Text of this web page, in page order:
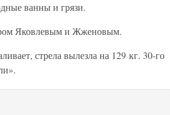
ванны и грязи.
Яковлевым и Жженовым.
стрела вылезла на 129 кг. 30-го